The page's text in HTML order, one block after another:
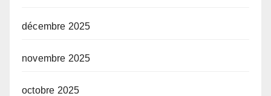
décembre 2025
novembre 2025
octobre 2025